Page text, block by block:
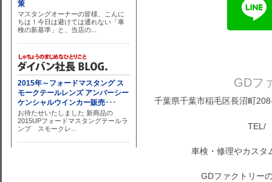
GDフ
千葉県千葉市稲毛区長沼町
TEL/
車検・修理やカスタ
GDファクトリー